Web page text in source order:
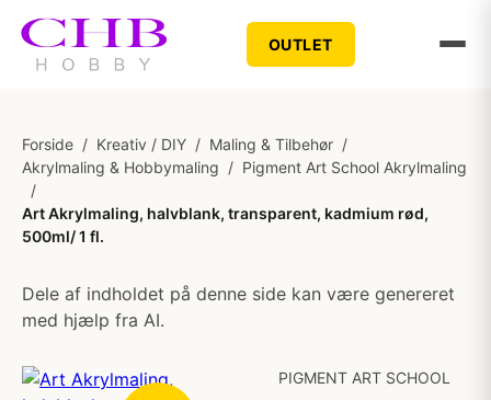
OUTLET
Forside / Kreativ / DIY / Maling & Tilbehør /
Akrylmaling & Hobbymaling / Pigment Art School Akrylmaling
/
Art Akrylmaling, halvblank, transparent, kadmium rød,
500ml/ 1 fl.
Dele af indholdet på denne side kan være genereret
med hjælp fra AI.
PIGMENT ART SCHOOL